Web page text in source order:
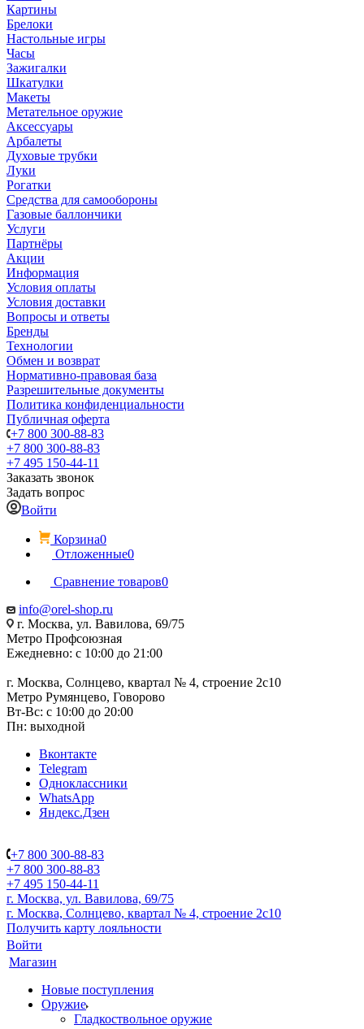
Картины
Брелоки
Настольные игры
Часы
Зажигалки
Шкатулки
Макеты
Метательное оружие
Аксессуары
Арбалеты
Духовые трубки
Луки
Рогатки
Средства для самообороны
Газовые баллончики
Услуги
Партнёры
Акции
Информация
Условия оплаты
Условия доставки
Вопросы и ответы
Бренды
Технологии
Обмен и возврат
Нормативно-правовая база
Разрешительные документы
Политика конфиденциальности
Публичная оферта
+7 800 300-88-83
+7 800 300-88-83
+7 495 150-44-11
Заказать звонок
Задать вопрос
Войти
Корзина0
Отложенные0
Сравнение товаров0
info@orel-shop.ru
г. Москва, ул. Вавилова, 69/75
Метро Профсоюзная
Ежедневно: с 10:00 до 21:00
г. Москва, Солнцево, квартал № 4, строение 2с10
Метро Румянцево, Говорово
Вт-Вс: с 10:00 до 20:00
Пн: выходной
Вконтакте
Telegram
Одноклассники
WhatsApp
Яндекс.Дзен
+7 800 300-88-83
+7 800 300-88-83
+7 495 150-44-11
г. Москва, ул. Вавилова, 69/75
г. Москва, Солнцево, квартал № 4, строение 2с10
Получить карту лояльности
Войти
Магазин
Новые поступления
Оружие
Гладкоствольное оружие